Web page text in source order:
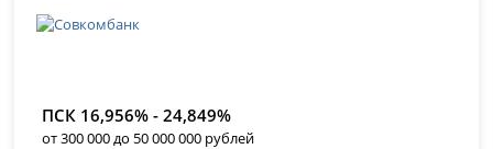
ПСК 16,956% - 24,849%
от 300 000 до 50 000 000 рублей